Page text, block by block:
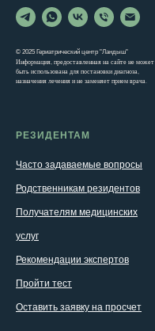
© 2025 Гериатрический центр "Ландыш"
Информация, предоставленная на сайте не может
быть использована для постановки диагноза,
назначения лечения и не заменяет прием врача.
РЕЗИДЕНТАМ
Часто задаваемые вопросы
Родственникам резидентов
Получателям медицинских
услуг
Рекомендации экспертов
Пройти тест
Оставить заявку на просчет